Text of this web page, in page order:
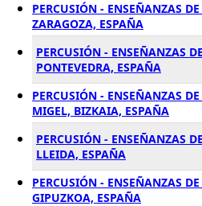
PERCUSIÓN - ENSEÑANZAS
ZARAGOZA, ESPAÑA
PERCUSIÓN - ENSEÑANZAS
PONTEVEDRA, ESPAÑA
PERCUSIÓN - ENSEÑANZAS
MIGEL, BIZKAIA, ESPAÑA
PERCUSIÓN - ENSEÑANZAS
LLEIDA, ESPAÑA
PERCUSIÓN - ENSEÑANZAS
GIPUZKOA, ESPAÑA